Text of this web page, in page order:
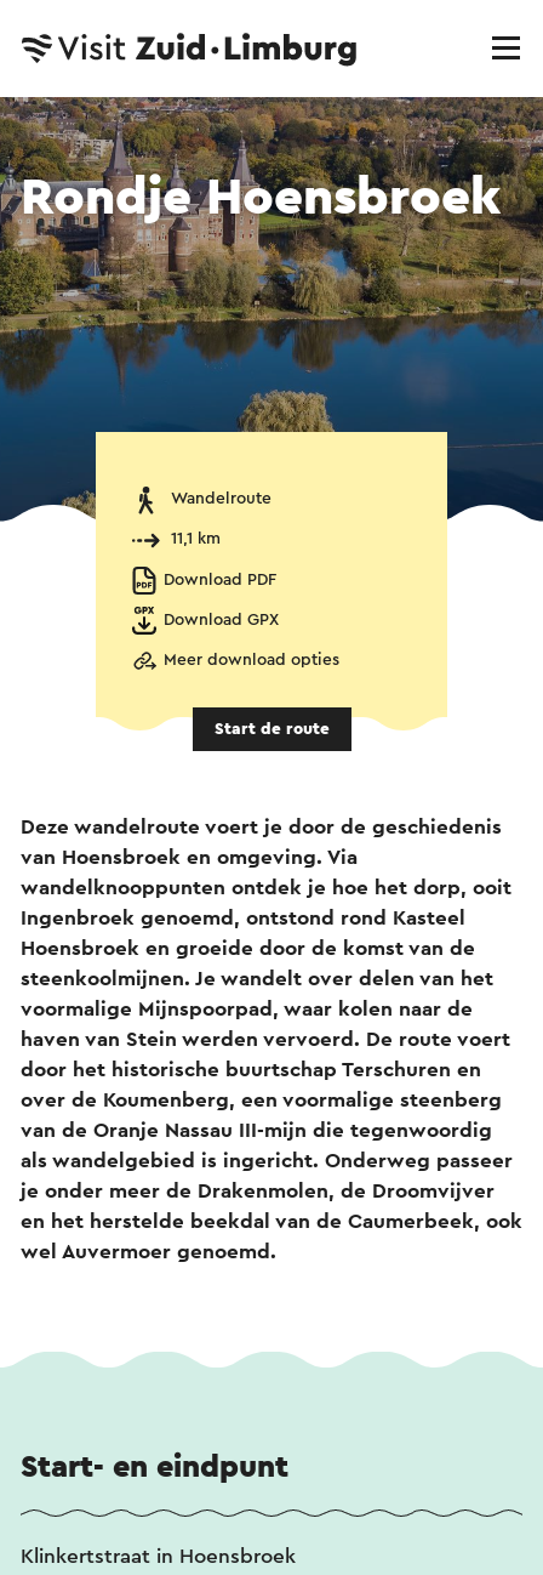
Rondje Hoensbroek
Wandelroute
11,1 km
Download PDF
Download GPX
Meer download opties
Start de route
Deze wandelroute voert je door de geschiedenis
van Hoensbroek en omgeving. Via
wandelknooppunten ontdek je hoe het dorp, ooit
Ingenbroek genoemd, ontstond rond Kasteel
Hoensbroek en groeide door de komst van de
steenkoolmijnen. Je wandelt over delen van het
voormalige Mijnspoorpad, waar kolen naar de
haven van Stein werden vervoerd. De route voert
door het historische buurtschap Terschuren en
over de Koumenberg, een voormalige steenberg
van de Oranje Nassau III-mijn die tegenwoordig
als wandelgebied is ingericht. Onderweg passeer
je onder meer de Drakenmolen, de Droomvijver
en het herstelde beekdal van de Caumerbeek, ook
wel Auvermoer genoemd.
Start- en eindpunt
Klinkertstraat in Hoensbroek